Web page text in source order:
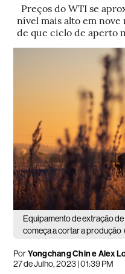
Preços do WTI se
nível mais alto em
de que ciclo de aperto
Equipamento de extração
começa a cortar a produção
PorYongchang Chin e Alex
27 de Julho, 2023 | 01:39 PM